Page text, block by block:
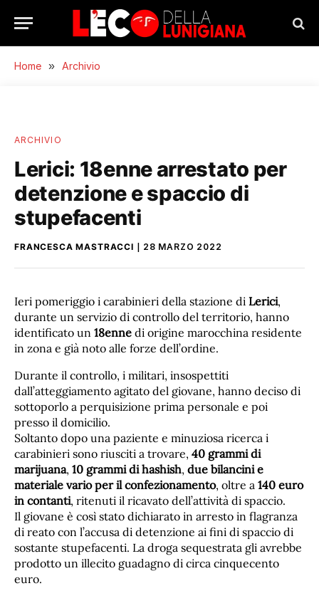
Home » Archivio
ARCHIVIO
Lerici: 18enne arrestato per
detenzione e spaccio di
stupefacenti
FRANCESCA MASTRACCI 28 MARZO 2022
Ieri pomeriggio i carabinieri della stazione di Lerici,
durante un servizio di controllo del territorio, hanno
identificato un 18enne di origine marocchina residente
in zona e già noto alle forze dell’ordine.
Durante il controllo, i militari, insospettiti
dall’atteggiamento agitato del giovane, hanno deciso di
sottoporlo a perquisizione prima personale e poi
presso il domicilio.
Soltanto dopo una paziente e minuziosa ricerca i
carabinieri sono riusciti a trovare, 40 grammi di
marijuana, 10 grammi di hashish, due bilancini e
materiale vario per il confezionamento, oltre a 140 euro
in contanti, ritenuti il ricavato dell’attività di spaccio.
Il giovane è così stato dichiarato in arresto in flagranza
di reato con l’accusa di detenzione ai fini di spaccio di
sostante stupefacenti. La droga sequestrata gli avrebbe
prodotto un illecito guadagno di circa cinquecento
euro.